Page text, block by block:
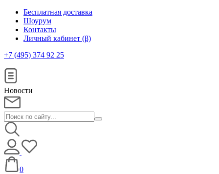
Бесплатная доставка
Шоурум
Контакты
Личный кабинет (β)
+7 (495) 374 92 25
Новости
0